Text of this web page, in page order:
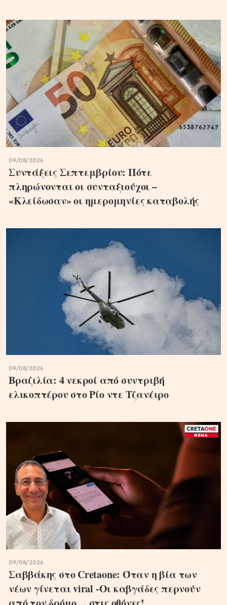
09/08/2026
Συντάξεις Σεπτεμβρίου: Πότε
πληρώνονται οι συνταξιούχοι –
«Κλείδωσαν» οι ημερομηνίες καταβολής
09/08/2026
Βραζιλία: 4 νεκροί από συντριβή
ελικοπτέρου στο Ρίο ντε Τζανέιρο
09/08/2026
Σαββάκης στο Cretaone: Όταν η βία των
νέων γίνεται viral -Οι καβγάδες περνούν